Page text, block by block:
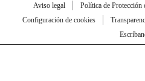
Aviso legal Política de Protección
Configuración de cookies